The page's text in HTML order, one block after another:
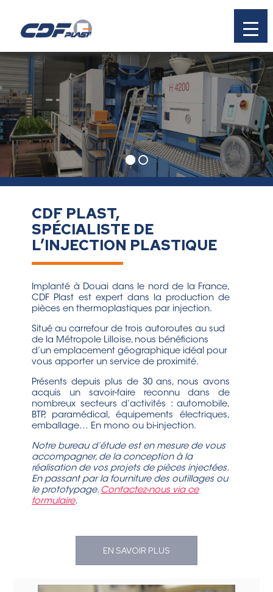
CDF PLAST,
SPÉCIALISTE DE
L’INJECTION PLASTIQUE
Implanté à Douai dans le nord de la France,
CDF Plast est expert dans la production de
pièces en thermoplastiques par injection.
Situé au carrefour de trois autoroutes au sud
de la Métropole Lilloise, nous bénéficions
d’un emplacement géographique idéal pour
vous apporter un service de proximité.
Présents depuis plus de 30 ans, nous avons
acquis un savoir-faire reconnu dans de
nombreux secteurs d’activités : automobile,
BTP, paramédical, équipements électriques,
emballage… En mono ou bi-injection.
Notre bureau d’étude est en mesure de vous
accompagner, de la conception à la
réalisation de vos projets de pièces injectées.
En passant par la fourniture des outillages ou
le prototypage. Contactez-nous via ce
formulaire.
EN SAVOIR PLUS